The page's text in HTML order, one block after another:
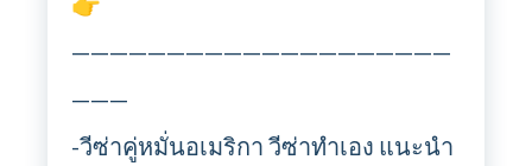
————————————————————
———
-วีซ่าคู่หมั่นอเมริกา วีซ่าทำเอง แนะนำ